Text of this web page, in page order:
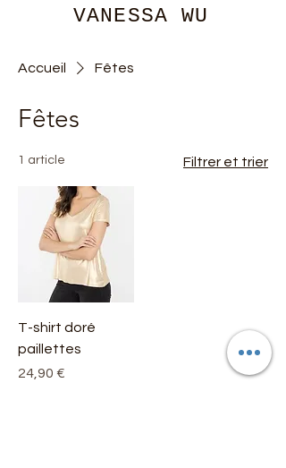
VANESSA WU
Accueil Fêtes
Fêtes
1 article Filtrer et trier
T-shirt doré
paillettes
Prix
24,90 €